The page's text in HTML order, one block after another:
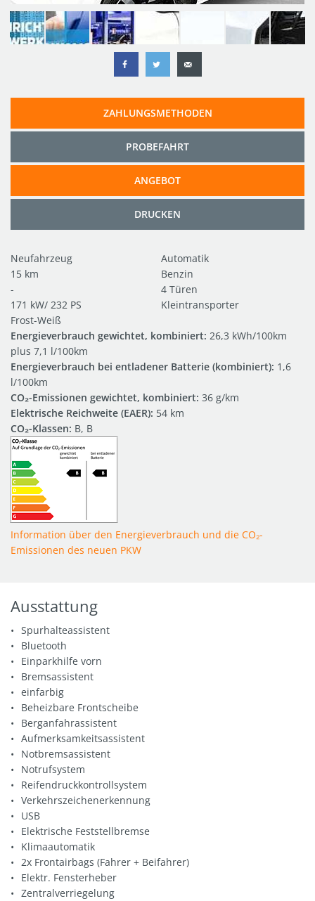
ZAHLUNGSMETHODEN
PROBEFAHRT
ANGEBOT
DRUCKEN
Neufahrzeug
15 km
-
171 kW/ 232 PS
Frost-Weiß
Automatik
Benzin
4 Türen
Kleintransporter
Energieverbrauch gewichtet, kombiniert: 26,3 kWh/100km
plus 7,1 l/100km
Energieverbrauch bei entladener Batterie (kombiniert): 1,6
l/100km
CO₂-Emissionen gewichtet, kombiniert: 36 g/km
Elektrische Reichweite (EAER): 54 km
CO₂-Klassen: B, B
Information über den Energieverbrauch und die CO₂-
Emissionen des neuen PKW
Ausstattung
Spurhalteassistent
Bluetooth
Einparkhilfe vorn
Bremsassistent
einfarbig
Beheizbare Frontscheibe
Berganfahrassistent
Aufmerksamkeitsassistent
Notbremsassistent
Notrufsystem
Reifendruckkontrollsystem
Verkehrszeichenerkennung
USB
Elektrische Feststellbremse
Klimaautomatik
2x Frontairbags (Fahrer + Beifahrer)
Elektr. Fensterheber
Zentralverriegelung